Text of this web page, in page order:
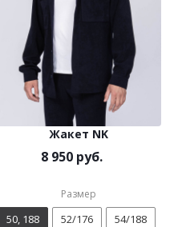
Жакет NK
8 950 руб.
Размер
50, 188 52/176 54/188